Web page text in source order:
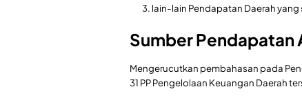
lain-lain Pendapatan Daerah yang
Sumber Pendapatan
Mengerucutkan pembahasan pada
31 PP Pengelolaan Keuangan Daerah